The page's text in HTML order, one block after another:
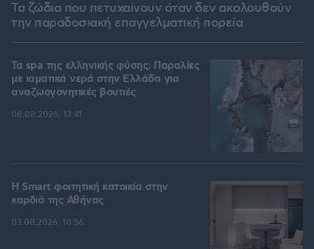
Τα ζώδια που πετυχαίνουν όταν δεν ακολουθούν
την παραδοσιακή επαγγελματική πορεία
Τα spa της ελληνικής φύσης: Παραλίες
με ιαματικά νερά στην Ελλάδα για
αναζωογονητικές βουτιές
08.08.2026, 13:41
Η Smart φοιτητική κατοικία στην
καρδιά της Αθήνας
03.08.2026, 10:56